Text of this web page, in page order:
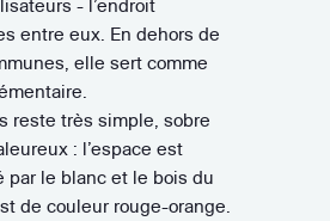
- l’endroit
entre eux. En dehors de
elle sert comme
reste très simple, sobre
: l’espace est
par le blanc et le bois du
de couleur rouge-orange.